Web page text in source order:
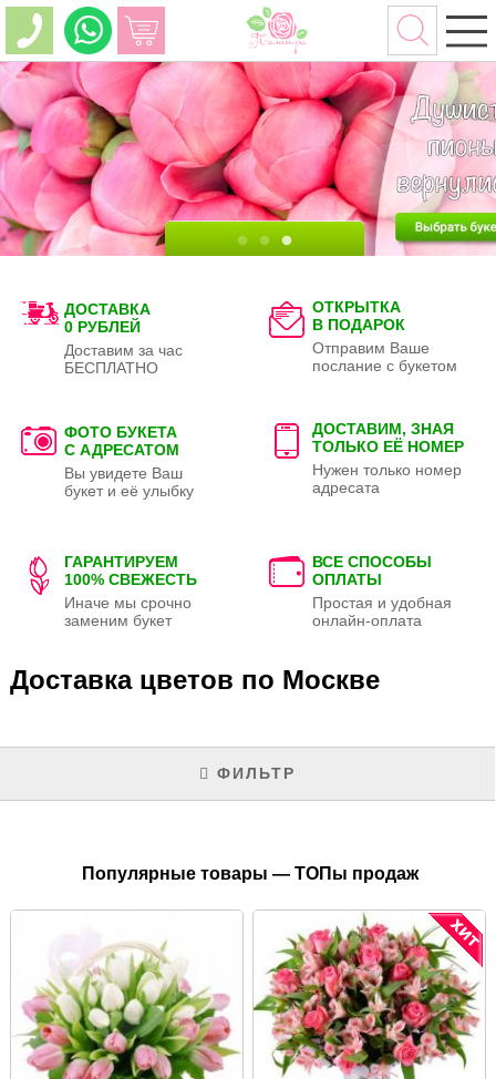
ДОСТАВКА
0 РУБЛЕЙ
Доставим за час
БЕСПЛАТНО
ОТКРЫТКА
В ПОДАРОК
Отправим Ваше
послание с букетом
ФОТО БУКЕТА
С АДРЕСАТОМ
Вы увидете Ваш
букет и её улыбку
ДОСТАВИМ, ЗНАЯ
ТОЛЬКО ЕЁ НОМЕР
Нужен только номер
адресата
ГАРАНТИРУЕМ
100% СВЕЖЕСТЬ
Иначе мы срочно
заменим букет
ВСЕ СПОСОБЫ
ОПЛАТЫ
Простая и удобная
онлайн-оплата
Доставка цветов по Москве
ФИЛЬТР
Популярные товары — ТОПы продаж